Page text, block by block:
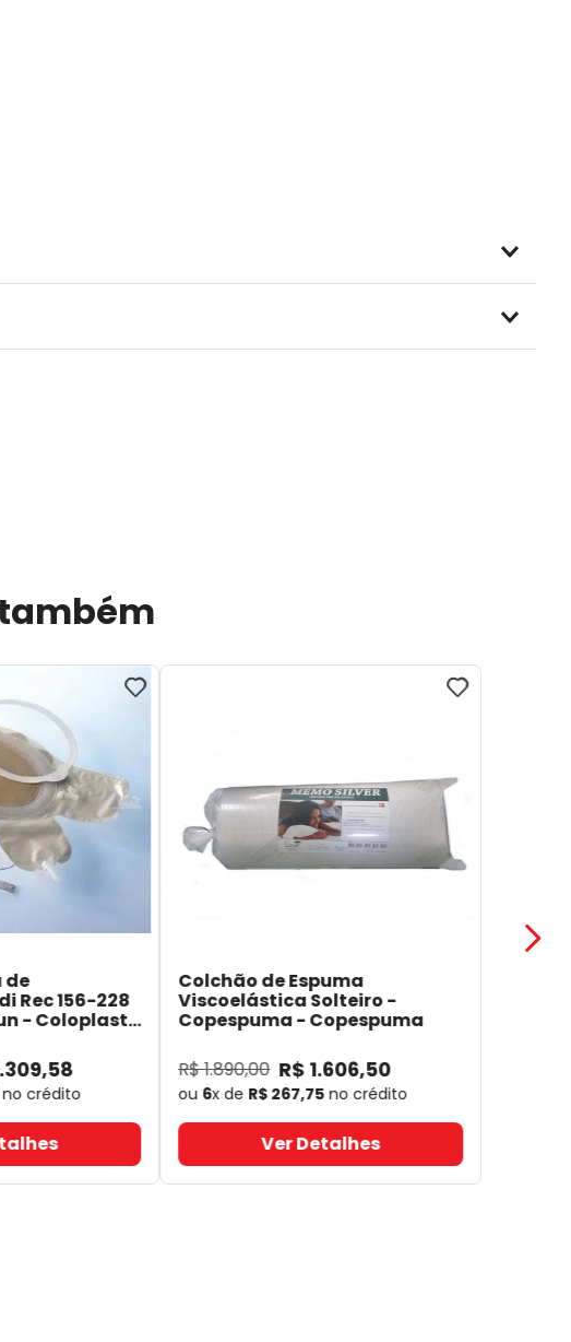
de
Rec 156-228
- Coloplast
309,58
crédito
Colchão de Espuma
Viscoelástica Solteiro -
Copespuma- Copespuma
R$1.890,00 R$ 1.606,50
ou 6x de R$ 267,75 no crédito
Ver Detalhes